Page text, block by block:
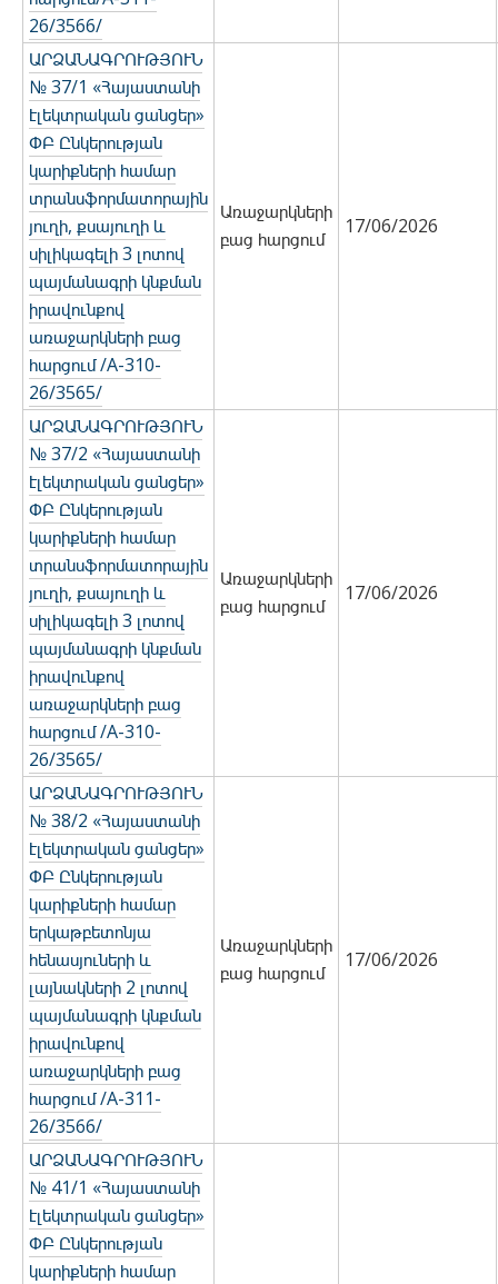
26/3566/
ԱՐՁԱՆԱԳՐՈՒԹՅՈՒՆ
№ 37/1 «Հայաստանի
էլեկտրական ցանցեր»
ՓԲ Ընկերության
կարիքների համար
տրանսֆորմատորային
յուղի, քսայուղի և
սիլիկագելի 3 լոտով
պայմանագրի կնքման
իրավունքով
առաջարկների բաց
հարցում /A-310-
26/3565/
Առաջարկների
բաց հարցում
17/06/2026
ԱՐՁԱՆԱԳՐՈՒԹՅՈՒՆ
№ 37/2 «Հայաստանի
էլեկտրական ցանցեր»
ՓԲ Ընկերության
կարիքների համար
տրանսֆորմատորային
յուղի, քսայուղի և
սիլիկագելի 3 լոտով
պայմանագրի կնքման
իրավունքով
առաջարկների բաց
հարցում /A-310-
26/3565/
Առաջարկների
բաց հարցում
17/06/2026
ԱՐՁԱՆԱԳՐՈՒԹՅՈՒՆ
№ 38/2 «Հայաստանի
էլեկտրական ցանցեր»
ՓԲ Ընկերության
կարիքների համար
երկաթբետոնյա
հենասյուների և
լայնակների 2 լոտով
պայմանագրի կնքման
իրավունքով
առաջարկների բաց
հարցում /A-311-
26/3566/
Առաջարկների
բաց հարցում
17/06/2026
ԱՐՁԱՆԱԳՐՈՒԹՅՈՒՆ
№ 41/1 «Հայաստանի
էլեկտրական ցանցեր»
ՓԲ Ընկերության
կարիքների համար